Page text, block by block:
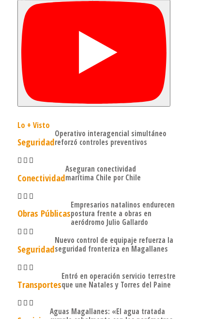
Lo + Visto
Seguridad
Operativo interagencial simultáneo
reforzó controles preventivos
Conectividad
Aseguran conectividad
marítima Chile por Chile
Obras Públicas
Empresarios natalinos endurecen
postura frente a obras en
aeródromo Julio Gallardo
Seguridad
Nuevo control de equipaje refuerza la
seguridad fronteriza en Magallanes
Transportes
Entró en operación servicio terrestre
que une Natales y Torres del Paine
Aguas Magallanes: «El agua tratada